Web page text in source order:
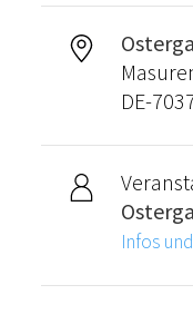
DE-
Infos